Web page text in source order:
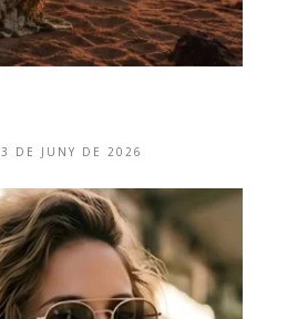
3 DE JUNY DE 2026